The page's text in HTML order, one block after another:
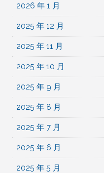
2026 年 1 月
2025 年 12 月
2025 年 11 月
2025 年 10 月
2025 年 9 月
2025 年 8 月
2025 年 7 月
2025 年 6 月
2025 年 5 月